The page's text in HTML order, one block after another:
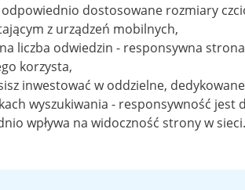
dostosowane rozmiary
z urządzeń mobilnych,
liczba odwiedzin - responsywna
korzysta,
inwestować w oddzielne,
wyszukiwania - responsywność
wpływa na widoczność strony w sieci.